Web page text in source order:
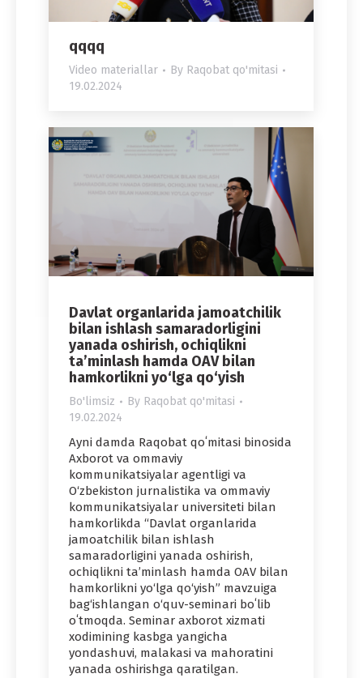
qqqq
Video materiallar By Raqobat qo'mitasi
19.02.2024
Davlat organlarida jamoatchilik
bilan ishlash samaradorligini
yanada oshirish, ochiqlikni
ta’minlash hamda OAV bilan
hamkorlikni yo‘lga qo‘yish
Bo'limsiz By Raqobat qo'mitasi
19.02.2024
Ayni damda Raqobat qoʻmitasi binosida
Axborot va ommaviy
kommunikatsiyalar agentligi va
O‘zbekiston jurnalistika va ommaviy
kommunikatsiyalar universiteti bilan
hamkorlikda “Davlat organlarida
jamoatchilik bilan ishlash
samaradorligini yanada oshirish,
ochiqlikni ta’minlash hamda OAV bilan
hamkorlikni yo‘lga qo‘yish” mavzuiga
bag‘ishlangan o‘quv-seminari boʻlib
oʻtmoqda. Seminar axborot xizmati
xodimining kasbga yangicha
yondashuvi, malakasi va mahoratini
yanada oshirishga qaratilgan.